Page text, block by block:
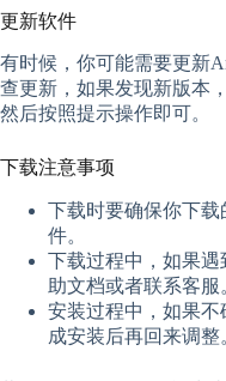
更新软件
有时候，你可能需要更新
查更新，如果发现新版本
然后按照提示操作即可。
下载注意事项
下载时要确保你下
件。
下载过程中，如果遇
助文档或者联系客服
安装过程中，如果
成安装后再回来调整